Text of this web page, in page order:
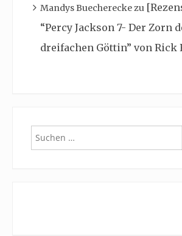
Mandys Buechereckezu
“Percy Jackson 7- Der Zorn
dreifachen Göttin” von Rick
Suchen
nach: